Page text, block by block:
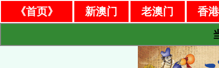
《首页》 新澳门 老澳门
香